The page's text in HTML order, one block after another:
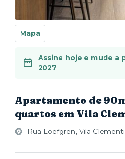
Assine hoje e mude a
2027
Mapa
Apartamento de
quartos em Vila
Rua Loefgren, Vila